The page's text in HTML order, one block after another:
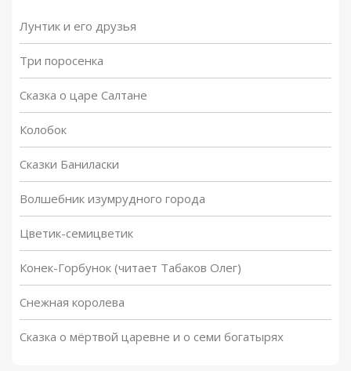
Лунтик и его друзья
Три поросенка
Сказка о царе Салтане
Колобок
Сказки Баниласки
Волшебник изумрудного города
Цветик-семицветик
Конек-Горбунок (читает Табаков Олег)
Снежная королева
Сказка о мёртвой царевне и о семи богатырях